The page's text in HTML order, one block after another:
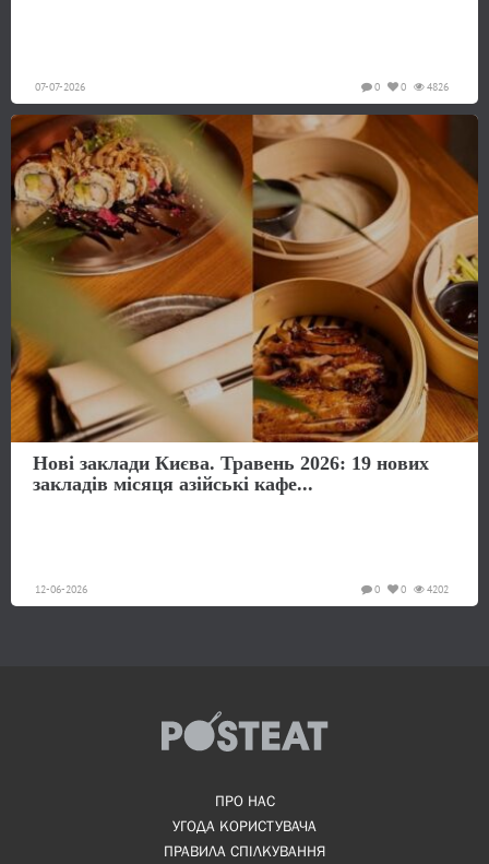
07-07-2026 4826
0
0
Нові заклади Києва. Травень 2026: 19 нових
закладів місяця азійські кафе...
12-06-2026 4202
0
0
ПРО НАС
УГОДА КОРИСТУВАЧА
ПРАВИЛА СПІЛКУВАННЯ